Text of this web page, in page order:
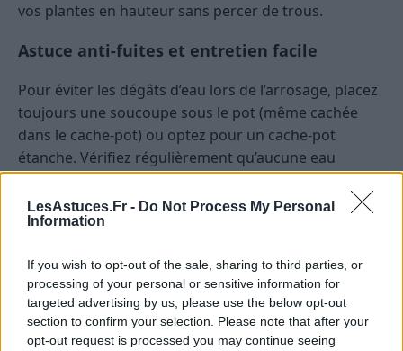
LesAstuces.Fr - Do Not Process My Personal
Information
If you wish to opt-out of the sale, sharing to third parties, or
processing of your personal or sensitive information for
targeted advertising by us, please use the below opt-out
section to confirm your selection. Please note that after your
opt-out request is processed you may continue seeing
vos plantes en hauteur sans percer de trous.
Astuce anti-fuites et entretien facile
Pour éviter les dégâts d’eau lors de l’arrosage, placez
toujours une soucoupe sous le pot (même cachée
dans le cache-pot) ou optez pour un cache-pot
étanche. Vérifiez régulièrement qu’aucune eau
stagnante ne s’accumule, surtout avec les plantes
sensibles à l’humidité.
résistants, surtout si vous aimez changer
régulièrement vos plantes de place ou de contenant.
Exemples concrets : bien marier